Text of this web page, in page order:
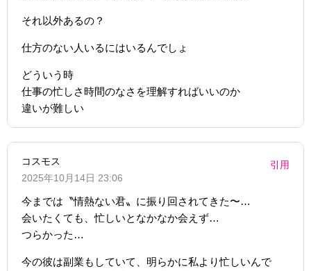
それ以外あるの？
仕方のない人いるにはいるんでしょ
どういう時
仕事の忙しさ時間のなさを理解すればいいのか
違いが難しい
コスモス
2025年10月14日 23:06
引用
今までは〝情熱ない君〟に振り回されてきた〜…
会いたくても、忙しいとなかなか会えず…
つらかった…
今の彼は副業もしていて、明らかに私より忙しいんで